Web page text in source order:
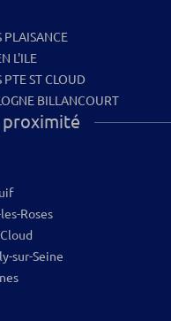
PLAISANCE
L'ILE
PTE ST CLOUD
BILLANCOURT
proximité
Roses
sur-Seine